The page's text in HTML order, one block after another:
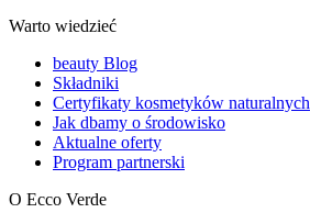
Warto wiedzieć
beauty Blog
Składniki
Certyfikaty kosmetyków naturalnych
Jak dbamy o środowisko
Aktualne oferty
Program partnerski
O Ecco Verde